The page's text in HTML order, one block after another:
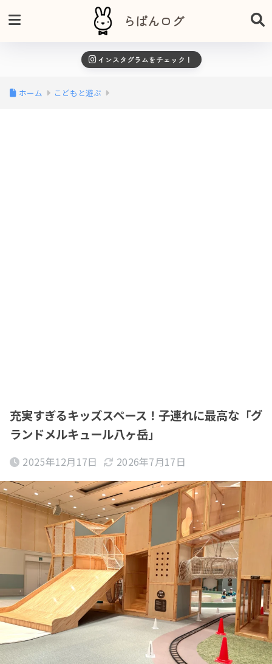
らぱんログ
インスタグラムをチェック！
ホーム こどもと遊ぶ
充実すぎるキッズスペース！子連れに最高な「グ
ランドメルキュール八ヶ岳」
2025年12月17日 2026年7月17日